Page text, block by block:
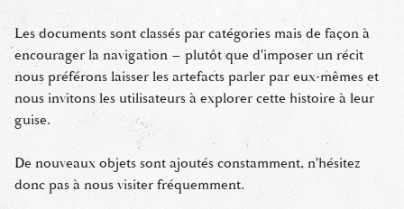
Les documents sont classés par catégories mais de façon à
encourager la navigation – plutôt que d'imposer un récit
nous préférons laisser les artefacts parler par eux-mêmes et
nous invitons les utilisateurs à explorer cette histoire à leur
guise.
De nouveaux objets sont ajoutés constamment, n'hésitez
donc pas à nous visiter fréquemment.